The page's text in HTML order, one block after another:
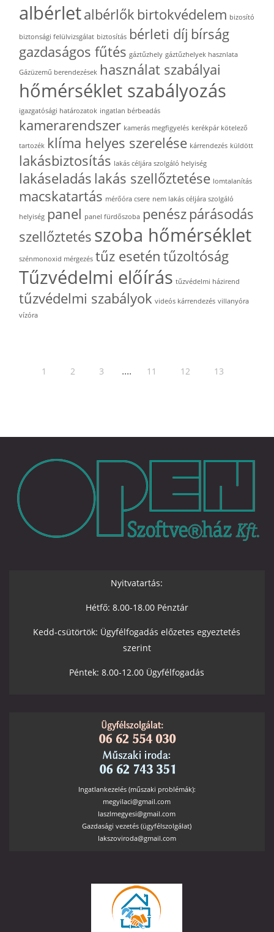
albérletalbérlők birtokvédelem bizosító
biztonsági felülvizsgálat biztosítás bérleti díj bírság
gazdaságos fűtés gáztűzhely gáztűzhelyek hasznlata
Gázüzemű berendezések használat szabályai
hőmérséklet szabályozás
igazgatósági határozatok ingatlan bérbeadás
kamerarendszer kamerás megfigyelés kerékpár kötelező
tartozék klíma helyes szerelése kárrendezés küldött
lakásbiztosítás lakás céljára szolgáló helyiség
lakáseladás lakás szellőztetése lomtalanítás
macskatartás mérőóra csere nem lakás céljára szolgáló
helyiség panel panel fürdőszoba penész párásodás
szellőztetés szoba hőmérséklet
szénmonoxid mérgezés tűz esetén tűzoltóság
Tűzvédelmi előírás tűzvédelmi házirend
tűzvédelmi szabályok videós kárrendezés villanyóra
vízóra
1 2 3 .... 11 12 13
Nyitvatartás:
Hétfő: 8.00-18.00 Pénztár
Kedd-csütörtök: Ügyfélfogadás előzetes egyeztetés
szerint
Péntek: 8.00-12.00 Ügyfélfogadás
Ingatlankezelés (műszaki problémák):
megyilaci@gmail.com
laszlmegyesi@gmail.com
Gazdasági vezetés (ügyfélszolgálat)
lakszoviroda@gmail.com